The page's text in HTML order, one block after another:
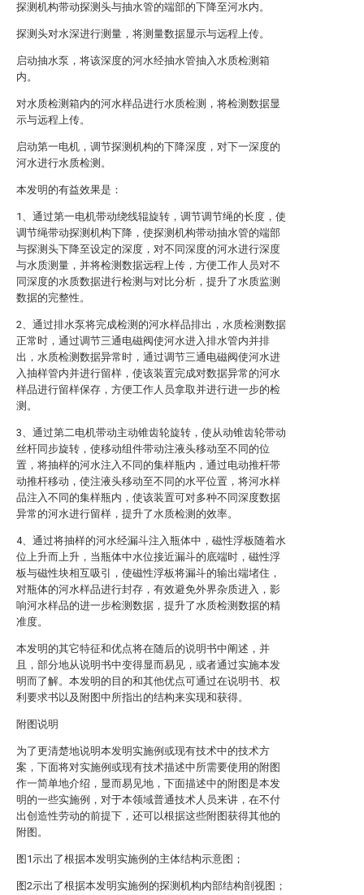
探测机构带动探测头与抽水管的端部的下降至河水内。
探测头对水深进行测量，将测量数据显示与远程上传。
启动抽水泵，将该深度的河水经抽水管抽入水质检测箱
内。
对水质检测箱内的河水样品进行水质检测，将检测数据显
示与远程上传。
启动第一电机，调节探测机构的下降深度，对下一深度的
河水进行水质检测。
本发明的有益效果是：
1、通过第一电机带动绕线辊旋转，调节调节绳的长度，使
调节绳带动探测机构下降，使探测机构带动抽水管的端部
与探测头下降至设定的深度，对不同深度的河水进行深度
与水质测量，并将检测数据远程上传，方便工作人员对不
同深度的水质数据进行检测与对比分析，提升了水质监测
数据的完整性。
2、通过排水泵将完成检测的河水样品排出，水质检测数据
正常时，通过调节三通电磁阀使河水进入排水管内并排
出，水质检测数据异常时，通过调节三通电磁阀使河水进
入抽样管内并进行留样，使该装置完成对数据异常的河水
样品进行留样保存，方便工作人员拿取并进行进一步的检
测。
3、通过第二电机带动主动锥齿轮旋转，使从动锥齿轮带动
丝杆同步旋转，使移动组件带动注液头移动至不同的位
置，将抽样的河水注入不同的集样瓶内，通过电动推杆带
动推杆移动，使注液头移动至不同的水平位置，将河水样
品注入不同的集样瓶内，使该装置可对多种不同深度数据
异常的河水进行留样，提升了水质检测的效率。
4、通过将抽样的河水经漏斗注入瓶体中，磁性浮板随着水
位上升而上升，当瓶体中水位接近漏斗的底端时，磁性浮
板与磁性块相互吸引，使磁性浮板将漏斗的输出端堵住，
对瓶体的河水样品进行封存，有效避免外界杂质进入，影
响河水样品的进一步检测数据，提升了水质检测数据的精
准度。
本发明的其它特征和优点将在随后的说明书中阐述，并
且，部分地从说明书中变得显而易见，或者通过实施本发
明而了解。本发明的目的和其他优点可通过在说明书、权
利要求书以及附图中所指出的结构来实现和获得。
附图说明
为了更清楚地说明本发明实施例或现有技术中的技术方
案，下面将对实施例或现有技术描述中所需要使用的附图
作一简单地介绍，显而易见地，下面描述中的附图是本发
明的一些实施例，对于本领域普通技术人员来讲，在不付
出创造性劳动的前提下，还可以根据这些附图获得其他的
附图。
图1示出了根据本发明实施例的主体结构示意图；
图2示出了根据本发明实施例的探测机构内部结构剖视图；